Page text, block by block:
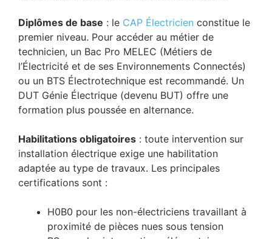
Diplômes de base : le CAP Électricien constitue le
premier niveau. Pour accéder au métier de
technicien, un Bac Pro MELEC (Métiers de
l’Électricité et de ses Environnements Connectés)
ou un BTS Électrotechnique est recommandé. Un
DUT Génie Électrique (devenu BUT) offre une
formation plus poussée en alternance.
Habilitations obligatoires : toute intervention sur
installation électrique exige une habilitation
adaptée au type de travaux. Les principales
certifications sont :
H0B0 pour les non-électriciens travaillant à
proximité de pièces nues sous tension